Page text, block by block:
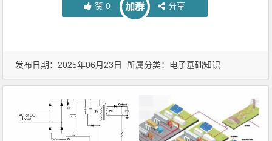
赞 0 加群 分享
发布日期：2025年06月23日 所属分类： 电子基础知识